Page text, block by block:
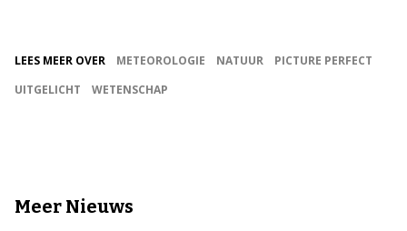
LEES MEER OVER METEOROLOGIE NATUUR
PICTURE PERFECT
UITGELICHT
WETENSCHAP
Meer Nieuws